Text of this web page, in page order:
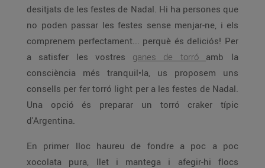
desitjats de les festes de Nadal. Hi ha persones que
no poden passar les festes sense menjar-ne, i els
comprenem perfectament... perquè és deliciós! Per
a satisfer les vostres ganes de torró amb la
consciència més tranquil•la, us proposem uns
consells per fer torró light per a les festes de Nadal.
Una opció és preparar un torró craker típic
d'Argentina.
En primer lloc haureu de fondre a poc a poc
xocolata pura, llet i mantega i afegir-hi flocs